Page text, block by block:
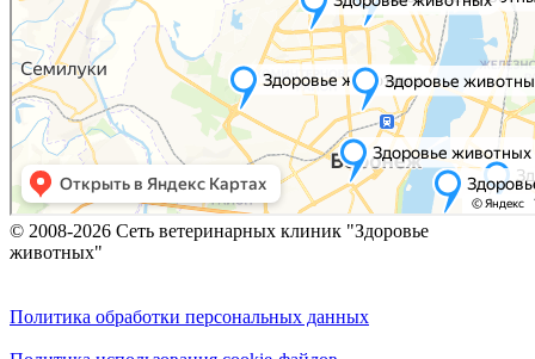
© 2008-2026 Сеть ветеринарных клиник "Здоровье
животных"
Политика обработки персональных данных